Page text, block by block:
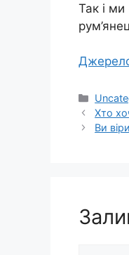
Так і ми
Хто
Ви